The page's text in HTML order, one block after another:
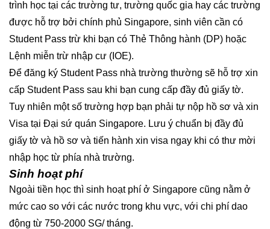
trình học tại các trường tư, trường quốc gia hay các trường
được hỗ trợ bởi chính phủ Singapore, sinh viên cần có
Student Pass trừ khi bạn có Thẻ Thông hành (DP) hoặc
Lệnh miễn trừ nhập cư (IOE).
Để đăng ký Student Pass nhà trường thường sẽ hỗ trợ xin
cấp Student Pass sau khi bạn cung cấp đầy đủ giấy tờ.
Tuy nhiên một số trường hợp bạn phải tự nộp hồ sơ và xin
Visa tại Đại sứ quán Singapore. Lưu ý chuẩn bị đầy đủ
giấy tờ và hồ sơ và tiến hành xin visa ngay khi có thư mời
nhập học từ phía nhà trường.
Sinh hoạt phí
Ngoài tiền học thì sinh hoạt phí ở Singapore cũng nằm ở
mức cao so với các nước trong khu vực, với chi phí dao
động từ 750-2000 SG/ tháng.